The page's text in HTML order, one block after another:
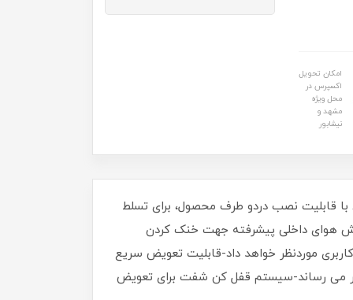
امکان تحویل
اکسپرس در
محل ویژه
مشهد و
نیشابور
در حالت آزاد-دارای دسته جانبی با قابلیت نصب دردو طرف محصول، برای تسلط
هوای داخلی پیشرفته جهت خنک کردن
موردنظر خواهد داد-قابلیت تعویض سریع
می رساند-سیستم قفل کن شفت برای تعویض